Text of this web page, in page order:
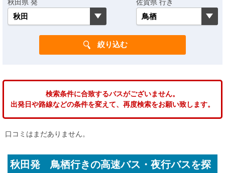
秋田県 発 佐賀県 行き
検索条件に合致するバスがございません。
出発日や路線などの条件を変えて、再度検索をお願い致します。
口コミはまだありません。
秋田発 鳥栖行きの高速バス・夜行バスを探